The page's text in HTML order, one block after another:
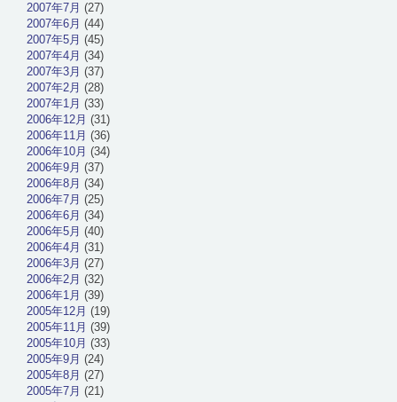
2007年7月 (27)
2007年6月 (44)
2007年5月 (45)
2007年4月 (34)
2007年3月 (37)
2007年2月 (28)
2007年1月 (33)
2006年12月 (31)
2006年11月 (36)
2006年10月 (34)
2006年9月 (37)
2006年8月 (34)
2006年7月 (25)
2006年6月 (34)
2006年5月 (40)
2006年4月 (31)
2006年3月 (27)
2006年2月 (32)
2006年1月 (39)
2005年12月 (19)
2005年11月 (39)
2005年10月 (33)
2005年9月 (24)
2005年8月 (27)
2005年7月 (21)